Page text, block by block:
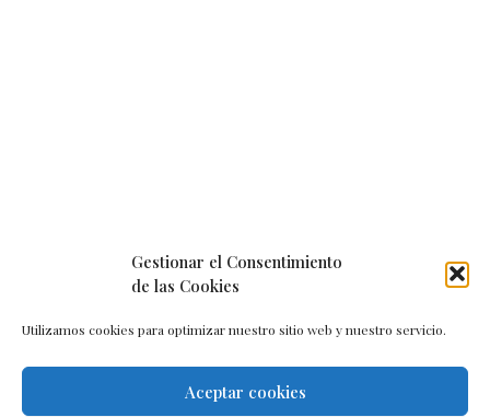
Gestionar el Consentimiento
de las Cookies
Utilizamos cookies para optimizar nuestro sitio web y nuestro servicio.
Aceptar cookies